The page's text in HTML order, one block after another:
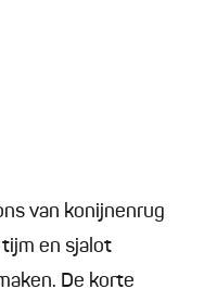
van konijnenrug
en sjalot
De korte